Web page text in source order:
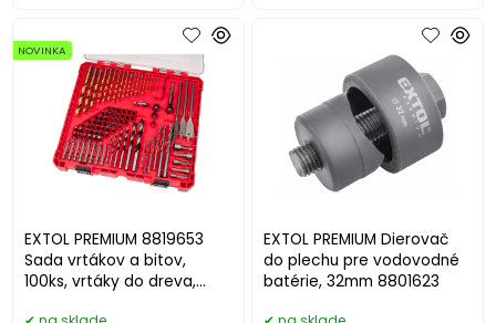
EXTOL PREMIUM 8819653
Sada vrtákov a bitov,
100ks, vrtáky do dreva,
NOVINKA
EXTOL PREMIUM Dierovač
do plechu pre vodovodné
batérie, 32mm 8801623